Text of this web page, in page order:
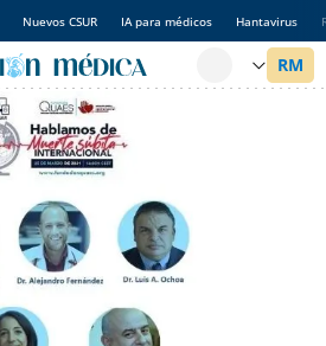
Nuevos CSUR IA para médicos Hantavirus